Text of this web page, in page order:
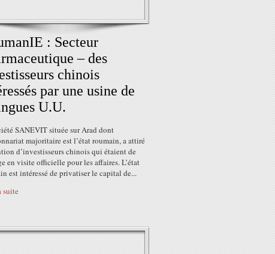
: Secteur
– des
chinois
par une usine de
U.U.
SANEVIT située sur Arad dont
majoritaire est l’état roumain, a attiré
d’investisseurs chinois qui étaient de
en visite officielle pour les affaires. L’état
est intéressé de privatiser le capital de...
suite